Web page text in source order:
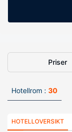
Priser
Hotellrom : 30
HOTELLOVERSIKT